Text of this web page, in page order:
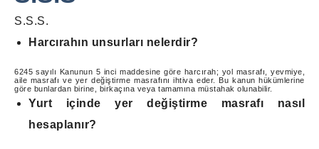
S.S.S.
Harcırahın unsurları nelerdir?
6245 sayılı Kanunun 5 inci maddesine göre harcırah; yol masrafı, yevmiye,
aile masrafı ve yer değiştirme masrafını ihtiva eder. Bu kanun hükümlerine
göre bunlardan birine, birkaçına veya tamamına müstahak olunabilir.
Yurt içinde yer değiştirme masrafı nasıl
hesaplanır?